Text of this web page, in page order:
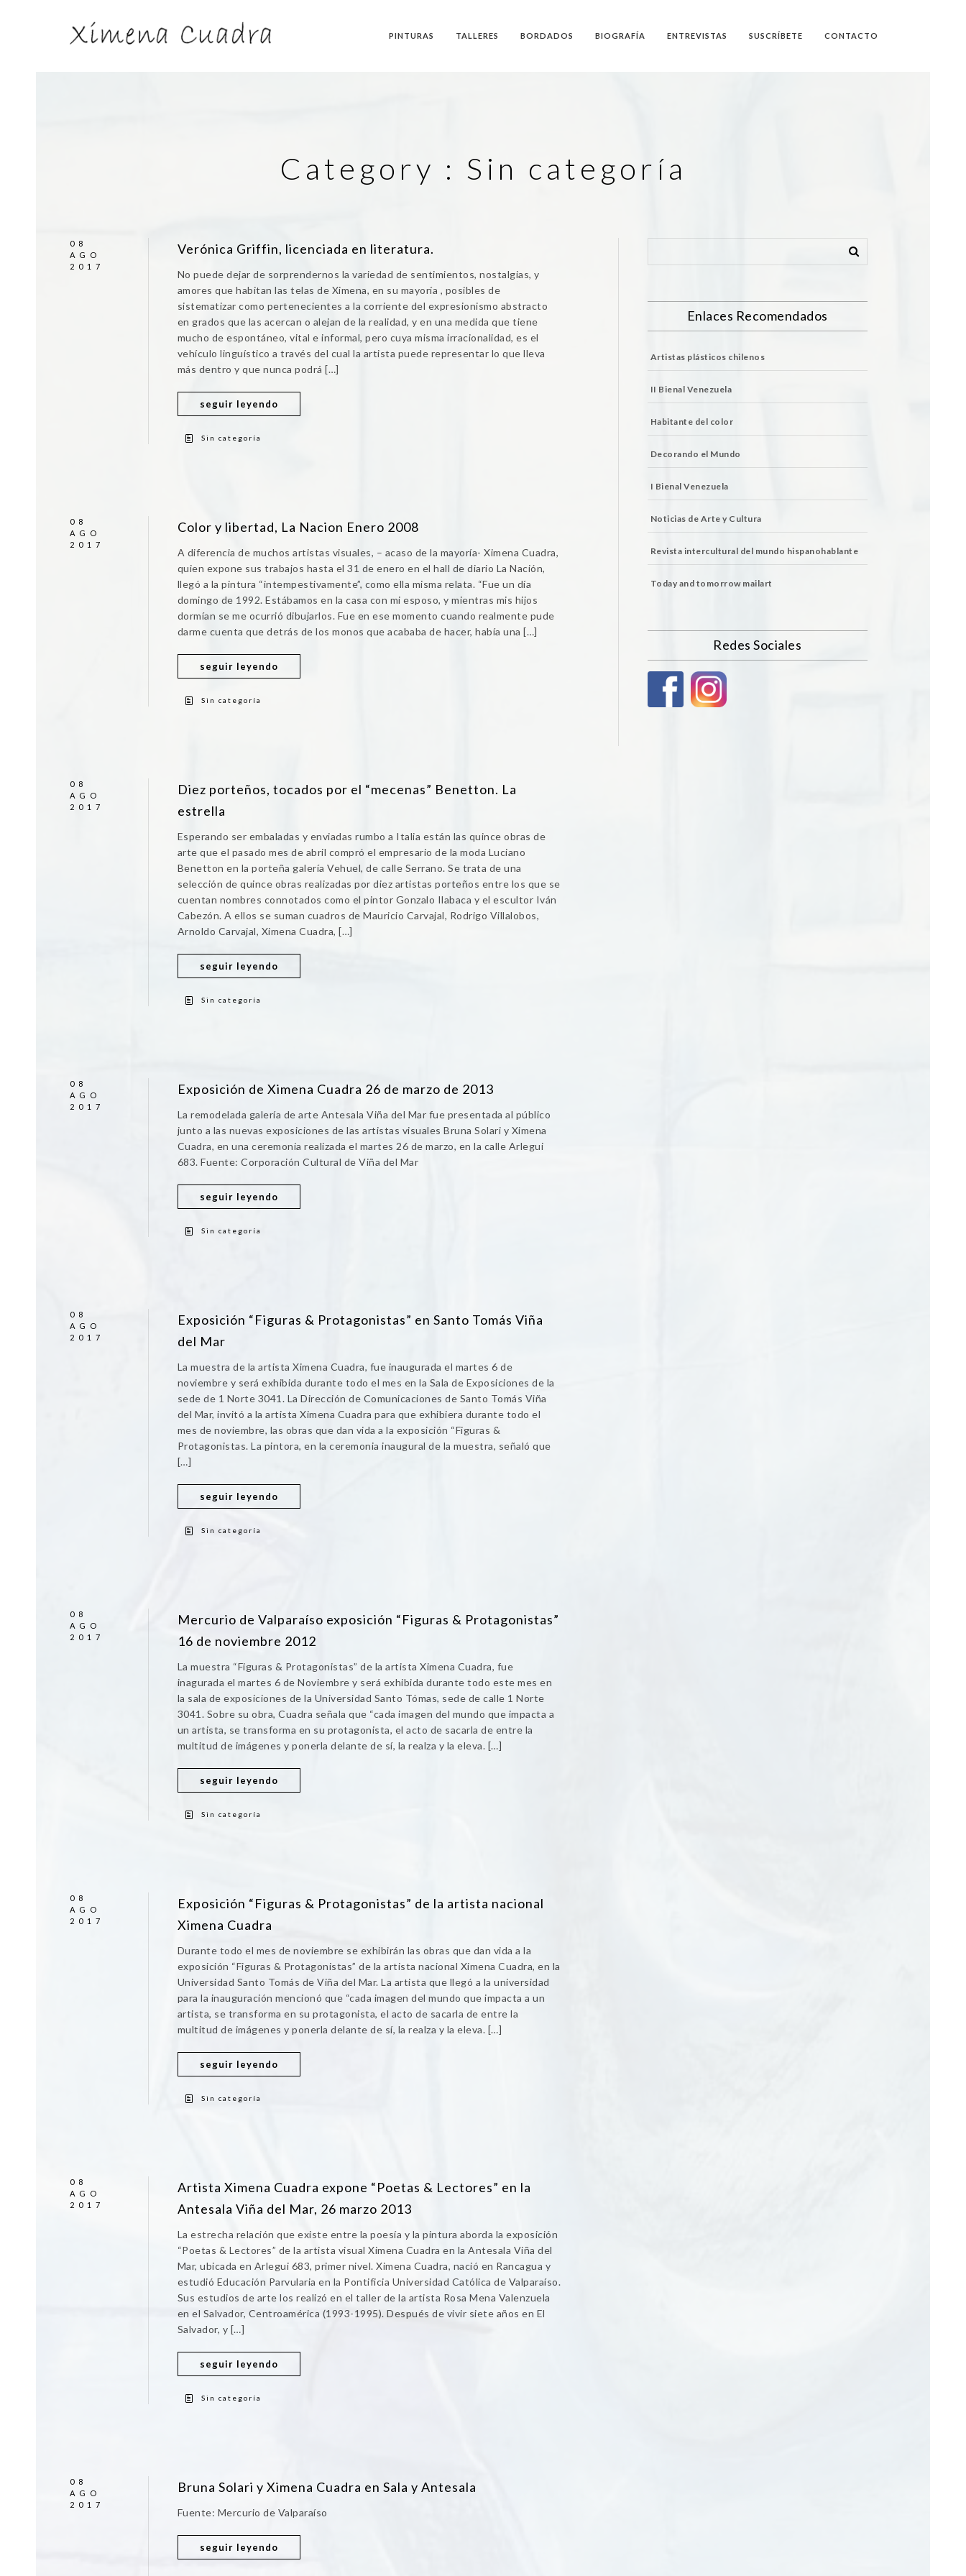
PINTURAS TALLERES BORDADOS BIOGRAFÍA ENTREVISTAS SUSCRÍBETE CONTACTO
Category : Sin categoría
08
AGO
2017
Verónica Griffin, licenciada en literatura.
No puede dejar de sorprendernos la variedad de sentimientos, nostalgias, y
amores que habitan las telas de Ximena, en su mayoría , posibles de
sistematizar como pertenecientes a la corriente del expresionismo abstracto
en grados que las acercan o alejan de la realidad, y en una medida que tiene
mucho de espontáneo, vital e informal, pero cuya misma irracionalidad, es el
vehículo linguístico a través del cual la artista puede representar lo que lleva
más dentro y que nunca podrá […]
seguir leyendo
Sin categoría
08
AGO
2017
Color y libertad, La Nacion Enero 2008
A diferencia de muchos artistas visuales, – acaso de la mayoría- Ximena Cuadra,
quien expone sus trabajos hasta el 31 de enero en el hall de diario La Nación,
llegó a la pintura “intempestivamente”, como ella misma relata. “Fue un día
domingo de 1992. Estábamos en la casa con mi esposo, y mientras mis hijos
dormían se me ocurrió dibujarlos. Fue en ese momento cuando realmente pude
darme cuenta que detrás de los monos que acababa de hacer, había una […]
seguir leyendo
Sin categoría
08
AGO
2017
Diez porteños, tocados por el “mecenas” Benetton. La
estrella
Esperando ser embaladas y enviadas rumbo a Italia están las quince obras de
arte que el pasado mes de abril compró el empresario de la moda Luciano
Benetton en la porteña galería Vehuel, de calle Serrano. Se trata de una
selección de quince obras realizadas por diez artistas porteños entre los que se
cuentan nombres connotados como el pintor Gonzalo Ilabaca y el escultor Iván
Cabezón. A ellos se suman cuadros de Mauricio Carvajal, Rodrigo Villalobos,
Arnoldo Carvajal, Ximena Cuadra, […]
seguir leyendo
Sin categoría
08
AGO
2017
Exposición de Ximena Cuadra 26 de marzo de 2013
La remodelada galería de arte Antesala Viña del Mar fue presentada al público
junto a las nuevas exposiciones de las artistas visuales Bruna Solari y Ximena
Cuadra, en una ceremonia realizada el martes 26 de marzo, en la calle Arlegui
683. Fuente: Corporación Cultural de Viña del Mar
seguir leyendo
Sin categoría
08
AGO
2017
Exposición “Figuras & Protagonistas” en Santo Tomás Viña
del Mar
La muestra de la artista Ximena Cuadra, fue inaugurada el martes 6 de
noviembre y será exhibida durante todo el mes en la Sala de Exposiciones de la
sede de 1 Norte 3041. La Dirección de Comunicaciones de Santo Tomás Viña
del Mar, invitó a la artista Ximena Cuadra para que exhibiera durante todo el
mes de noviembre, las obras que dan vida a la exposición “Figuras &
Protagonistas. La pintora, en la ceremonia inaugural de la muestra, señaló que
[…]
seguir leyendo
Sin categoría
08
AGO
2017
Mercurio de Valparaíso exposición “Figuras & Protagonistas”
16 de noviembre 2012
La muestra “Figuras & Protagonistas” de la artista Ximena Cuadra, fue
inagurada el martes 6 de Noviembre y será exhibida durante todo este mes en
la sala de exposiciones de la Universidad Santo Tómas, sede de calle 1 Norte
3041. Sobre su obra, Cuadra señala que “cada imagen del mundo que impacta a
un artista, se transforma en su protagonista, el acto de sacarla de entre la
multitud de imágenes y ponerla delante de sí, la realza y la eleva. […]
seguir leyendo
Sin categoría
08
AGO
2017
Exposición “Figuras & Protagonistas” de la artista nacional
Ximena Cuadra
Durante todo el mes de noviembre se exhibirán las obras que dan vida a la
exposición “Figuras & Protagonistas” de la artista nacional Ximena Cuadra, en la
Universidad Santo Tomás de Viña del Mar. La artista que llegó a la universidad
para la inauguración mencionó que “cada imagen del mundo que impacta a un
artista, se transforma en su protagonista, el acto de sacarla de entre la
multitud de imágenes y ponerla delante de sí, la realza y la eleva. […]
seguir leyendo
Sin categoría
08
AGO
2017
Artista Ximena Cuadra expone “Poetas & Lectores” en la
Antesala Viña del Mar, 26 marzo 2013
La estrecha relación que existe entre la poesía y la pintura aborda la exposición
“Poetas & Lectores” de la artista visual Ximena Cuadra en la Antesala Viña del
Mar, ubicada en Arlegui 683, primer nivel. Ximena Cuadra, nació en Rancagua y
estudió Educación Parvularia en la Pontificia Universidad Católica de Valparaíso.
Sus estudios de arte los realizó en el taller de la artista Rosa Mena Valenzuela
en el Salvador, Centroamérica (1993-1995). Después de vivir siete años en El
Salvador, y […]
seguir leyendo
Sin categoría
08
AGO
2017
Bruna Solari y Ximena Cuadra en Sala y Antesala
Fuente: Mercurio de Valparaíso
seguir leyendo
Enlaces Recomendados
Artistas plásticos chilenos
II Bienal Venezuela
Habitante del color
Decorando el Mundo
I Bienal Venezuela
Noticias de Arte y Cultura
Revista intercultural del mundo hispanohablante
Today and tomorrow mailart
Redes Sociales